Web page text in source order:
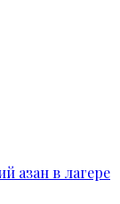
азан в лагере